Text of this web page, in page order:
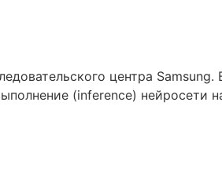
центра Samsung.
(inference) нейросети